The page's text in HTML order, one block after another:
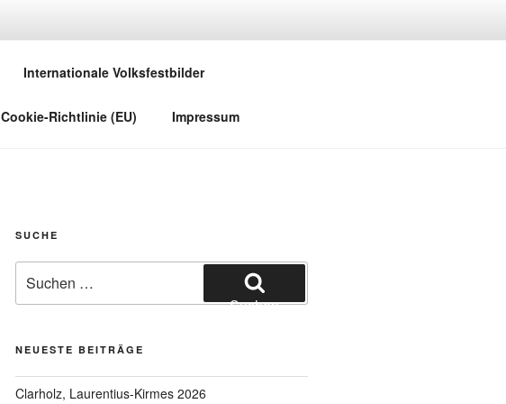
Internationale Volksfestbilder
Cookie-Richtlinie (EU) Impressum
SUCHE
nach:
Suchen
NEUESTE BEITRÄGE
Clarholz, Laurentius-Kirmes 2026